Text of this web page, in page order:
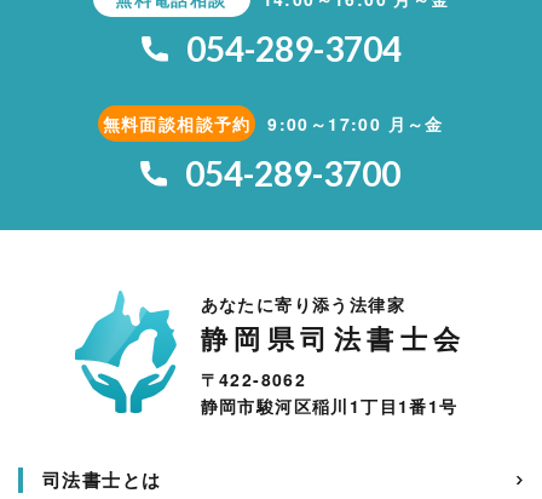
054-289-3704
無料面談相談予約 9:00～17:00 月～金
054-289-3700
あなたに寄り添う法律家
静岡県司法書士会
〒422-8062
静岡市駿河区稲川1丁目1番1号
司法書士とは